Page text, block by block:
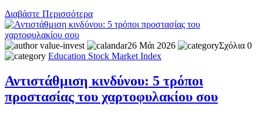
Διαβάστε Περισσότερα
value-invest 26 Μάι 2026
Σχόλια 0
Education Stock Market Index
Αντιστάθμιση κινδύνου: 5 τρόποι
προστασίας του χαρτοφυλακίου σου